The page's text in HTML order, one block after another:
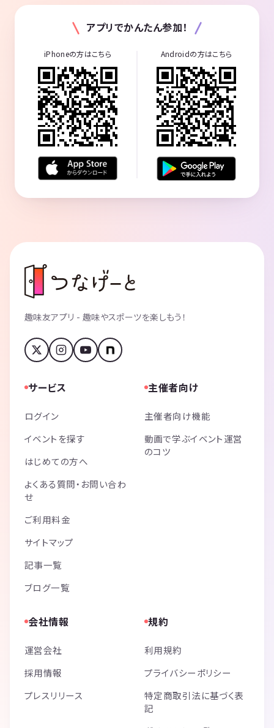
アプリでかんたん参加！
iPhoneの方はこちら Androidの方はこちら
趣味友アプリ - 趣味やスポーツを楽しもう！
サービス
ログイン
イベントを探す
はじめての方へ
よくある質問・お問い合わ
せ
ご利用料金
サイトマップ
記事一覧
ブログ一覧
主催者向け
主催者向け機能
動画で学ぶイベント運営
のコツ
会社情報
運営会社
採用情報
プレスリリース
規約
利用規約
プライバシーポリシー
特定商取引法に基づく表
記